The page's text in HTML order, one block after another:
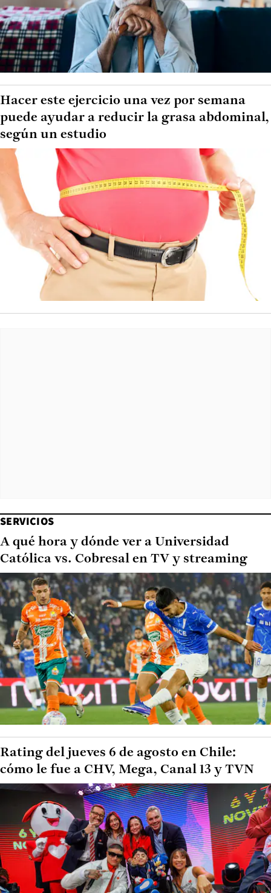
Hacer este ejercicio una vez por semana
puede ayudar a reducir la grasa abdominal,
según un estudio
SERVICIOS
A qué hora y dónde ver a Universidad
Católica vs. Cobresal en TV y streaming
Rating del jueves 6 de agosto en Chile:
cómo le fue a CHV, Mega, Canal 13 y TVN